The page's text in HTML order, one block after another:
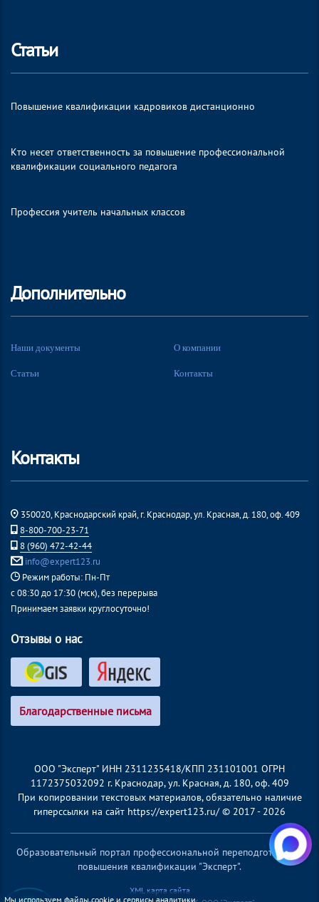
Статьи
Повышение квалификации кадровиков дистанционно
Кто несет ответственность за повышение профессиональной
квалификации социального педагога
Профессия учитель начальных классов
Дополнительно
Наши документы О компании
Статьи Контакты
Контакты
350020, Краснодарский край, г. Краснодар, ул. Красная, д. 180, оф. 409
8-800-700-23-71
8 (960) 472-42-44
info@expert123.ru
Режим работы: Пн-Пт
с 08:30 до 17:30 (мск), без перерыва
Принимаем заявки круглосуточно!
Отзывы о нас
Благодарственные письма
ООО "Эксперт" ИНН 2311235418/КПП 231101001 ОГРН
1172375032092 г. Краснодар, ул. Красная, д. 180, оф. 409
При копировании текстовых материалов, обязательно наличие
гиперссылки на сайт https://expert123.ru/ © 2017 - 2026
Образовательный портал профессиональной переподготовки и
повышения квалификации "Эксперт".
XML карта сайта
Мы используем файлы cookie и сервисы аналитики,